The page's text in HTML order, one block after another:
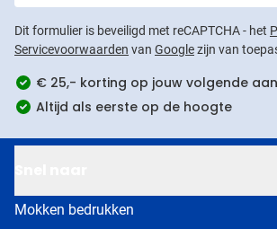
Dit formulier is beveiligd met reCAPTCHA - het
Servicevoorwaarden van Googlezijn van
€ 25,- korting op jouw volgende
Altijd als eerste op de hoogte
Mokken bedrukken